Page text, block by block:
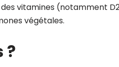
vitamines (notamment
végétales.
?